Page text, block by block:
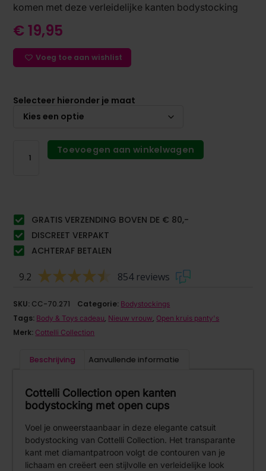
komen met deze verleidelijke kanten bodystocking
€ 19,95
Voeg toe aan wishlist
Selecteer hieronder je maat
Toevoegen aan winkelwagen
GRATIS VERZENDING BOVEN DE € 80,-
DISCREET VERPAKT
ACHTERAF BETALEN
9.2 854 reviews
SKU: CC-70.271 Categorie: Bodystockings
Tags: Body & Toys cadeau, Nieuw vrouw, Open kruis panty's
Merk: Cottelli Collection
Beschrijving Aanvullende informatie
Cottelli Collection open kanten
bodystocking met open cups
Voel je onweerstaanbaar in deze elegante catsuit
bodystocking van Cottelli Collection. Het transparante
kant met diamantpatroon volgt de contouren van je
lichaam en creëert een stijlvolle en verleidelijke look